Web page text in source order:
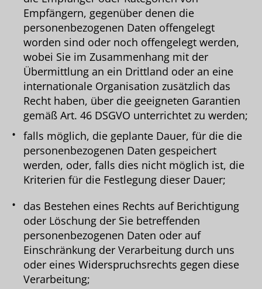
Empfängern, gegenüber denen die
personenbezogenen Daten offengelegt
worden sind oder noch offengelegt werden,
wobei Sie im Zusammenhang mit der
Übermittlung an ein Drittland oder an eine
internationale Organisation zusätzlich das
Recht haben, über die geeigneten Garantien
gemäß Art. 46 DSGVO unterrichtet zu werden;
falls möglich, die geplante Dauer, für die die
personenbezogenen Daten gespeichert
werden, oder, falls dies nicht möglich ist, die
Kriterien für die Festlegung dieser Dauer;
das Bestehen eines Rechts auf Berichtigung
oder Löschung der Sie betreffenden
personenbezogenen Daten oder auf
Einschränkung der Verarbeitung durch uns
oder eines Widerspruchsrechts gegen diese
Verarbeitung;